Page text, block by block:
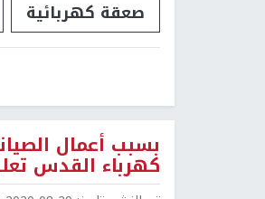
صعقة كهربائية
بسبب أعمال
كهرباء القدس